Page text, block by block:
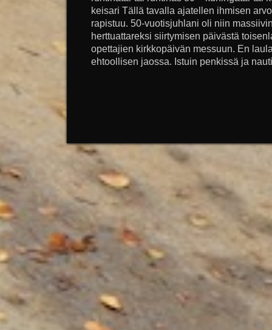
keisari Tällä tavalla ajatellen ihmisen
rapistuu. 50-vuotisjuhlani oli niin
herttuattareksi siirtymisen päivästä
opettajien kirkkopäivän messuun. En
ehtoollisen jaossa. Istuin penkissä ja